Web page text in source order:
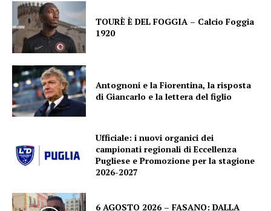
TOURÈ È DEL FOGGIA – Calcio Foggia
1920
Antognoni e la Fiorentina, la risposta
di Giancarlo e la lettera del figlio
Ufficiale: i nuovi organici dei
campionati regionali di Eccellenza
Pugliese e Promozione per la stagione
2026-2027
6 AGOSTO 2026 – FASANO: DALLA